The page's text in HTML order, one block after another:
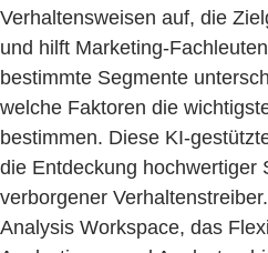
Verhaltensweisen auf, die
und hilft Marketing-
bestimmte Segmente
welche Faktoren die
bestimmen. Diese KI-
die Entdeckung hochwertiger
verborgener
Analysis Workspace, das